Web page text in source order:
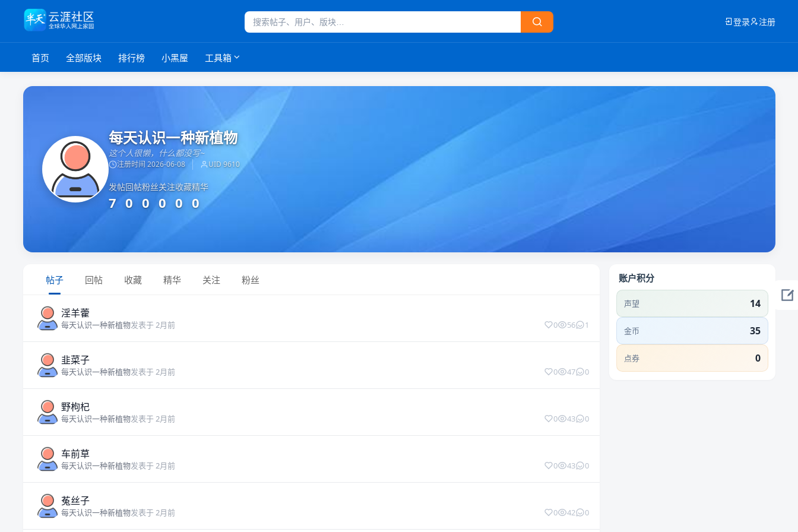
登录 注册
首页 全部版块 排行榜 小黑屋 工具箱
每天认识一种新植物
这个人很懒，什么都没写~
注册时间 2026-06-08 UID 9610
发帖
7
回帖
0
粉丝
0
关注
0
收藏
0
精华
0
帖子 回帖 收藏 精华 关注 粉丝
淫羊藿
每天认识一种新植物发表于 2月前 0 56 1
韭菜子
每天认识一种新植物发表于 2月前 0 47 0
野枸杞
每天认识一种新植物发表于 2月前 0 43 0
车前草
每天认识一种新植物发表于 2月前 0 43 0
菟丝子
每天认识一种新植物发表于 2月前 0 42 0
账户积分
声望 14
金币 35
点券 0